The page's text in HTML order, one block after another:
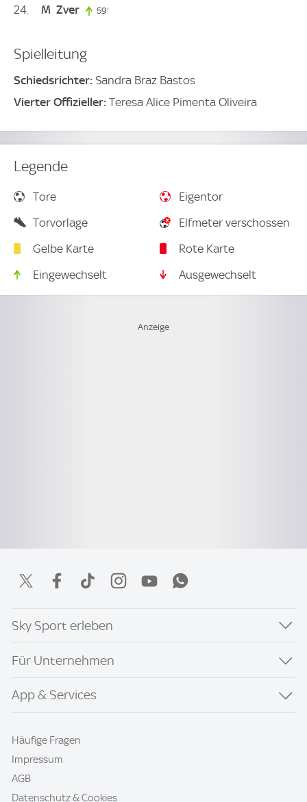
24 M Zver 59'
Spielleitung
Schiedsrichter: Sandra Braz Bastos
Vierter Offizieller: Teresa Alice Pimenta Oliveira
Legende
Tore
Eigentor
Torvorlage
Elfmeter verschossen
Gelbe Karte
Rote Karte
Eingewechselt
Ausgewechselt
Sky Sport erleben
Für Unternehmen
App & Services
Häufige Fragen
Impressum
AGB
Datenschutz & Cookies